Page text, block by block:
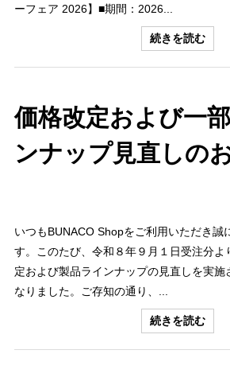
ーフェア 2026】■期間：2026...
続きを読む
価格改定および一
ンナップ見直しの
いつもBUNACO Shopをご利用いただき誠
す。このたび、令和８年９月１日受注分よ
定および製品ラインナップの見直しを実施
なりました。ご存知の通り、...
続きを読む